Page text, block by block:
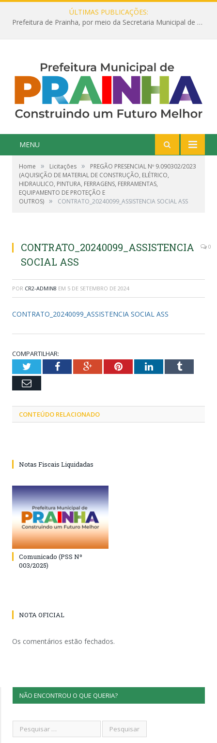
ÚLTIMAS PUBLICAÇÕES:
Prefeitura de Prainha, por meio da Secretaria Municipal de Educação, abre 354 vagas na área da Educação para 2025 com processo seletivo simplificado
MENU
Home » Licitações »
PREGÃO PRESENCIAL Nº 9.090302/2023
(AQUISIÇÃO DE MATERIAL DE CONSTRUÇÃO, ELÉTRICO,
HIDRAULICO, PINTURA, FERRAGENS, FERRAMENTAS,
EQUIPAMENTO DE PROTEÇÃO E
OUTROS) » CONTRATO_20240099_ASSISTENCIA SOCIAL ASS
CONTRATO_20240099_ASSISTENCIA
SOCIAL ASS
0
POR CR2-ADMIN8 EM 5 DE SETEMBRO DE 2024
CONTRATO_20240099_ASSISTENCIA SOCIAL ASS
COMPARTILHAR:
TwitterFacebookGoogle+PinterestLinkedInTumblr
Email
CONTEÚDO RELACIONADO
Notas Fiscais Liquidadas
Comunicado (PSS Nº
003/2025)
NOTA OFICIAL
Os comentários estão fechados.
NÃO ENCONTROU O QUE QUERIA?